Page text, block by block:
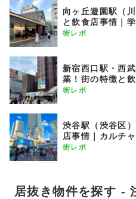
向ヶ丘遊園駅（
と飲食店事情｜
展が期待できる注
街レポ
新宿西口駅・西
業！街の特徴と
街を繋ぐグラデー
街レポ
渋谷駅（渋谷区
店事情｜カルチ
化を続けるメガタ
街レポ
居抜き物件を探す -